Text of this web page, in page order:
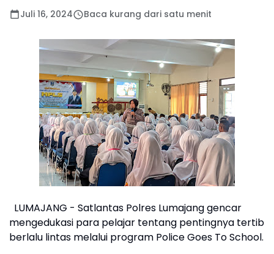
Juli 16, 2024 Baca kurang dari satu menit
LUMAJANG - Satlantas Polres Lumajang gencar
mengedukasi para pelajar tentang pentingnya tertib
berlalu lintas melalui program Police Goes To School.